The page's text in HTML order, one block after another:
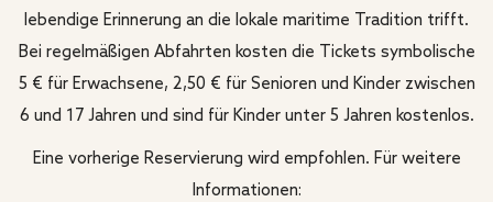
lebendige Erinnerung an die lokale maritime Tradition trifft.
Bei regelmäßigen Abfahrten kosten die Tickets symbolische
5 € für Erwachsene, 2,50 € für Senioren und Kinder zwischen
6 und 17 Jahren und sind für Kinder unter 5 Jahren kostenlos.
Eine vorherige Reservierung wird empfohlen. Für weitere
Informationen: